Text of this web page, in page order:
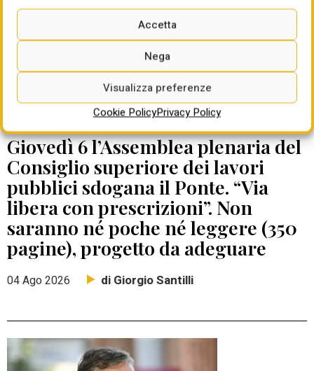
Accetta
Nega
Visualizza preferenze
Cookie PolicyPrivacy Policy
DATE DA RICORDARE
Giovedì 6 l’Assemblea plenaria del
Consiglio superiore dei lavori
pubblici sdogana il Ponte. “Via
libera con prescrizioni”. Non
saranno né poche né leggere (350
pagine), progetto da adeguare
04 Ago 2026 di Giorgio Santilli